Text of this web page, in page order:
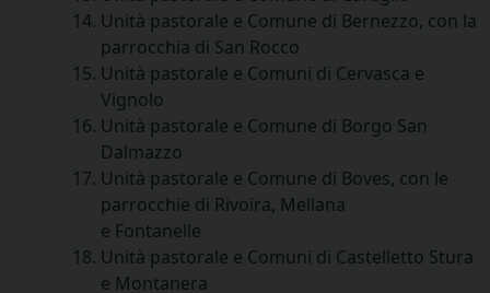
Unità pastorale e Comune di Bernezzo, con la
parrocchia di San Rocco
Unità pastorale e Comuni di Cervasca e
Vignolo
Unità pastorale e Comune di Borgo San
Dalmazzo
Unità pastorale e Comune di Boves, con le
parrocchie di Rivoira, Mellana
e Fontanelle
Unità pastorale e Comuni di Castelletto Stura
e Montanera